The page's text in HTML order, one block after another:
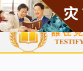
首頁 每日靈糧